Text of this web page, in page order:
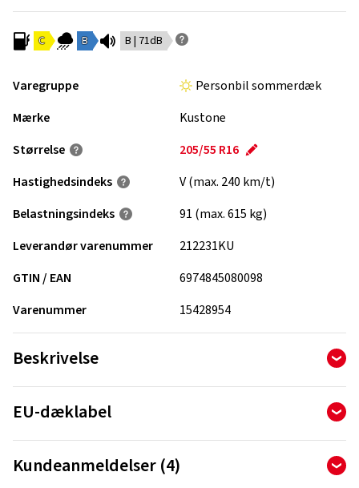
C B B | 71dB
Varegruppe
Personbil sommerdæk
Mærke
Kustone
Størrelse
205/55 R16
Hastighedsindeks
V (max. 240 km/t)
Belastningsindeks
91 (max. 615 kg)
Leverandør varenummer
212231KU
GTIN / EAN
6974845080098
Varenummer
15428954
Beskrivelse
Dækket overbeviser med et gennemtænkt mønsterdesign,
der er udviklet med fokus på sikkerhed, effektivitet og
specielt placerede mønsterblokke og riller reducerer
EU-dæklabel
Forordningen om dækmærkning definerer
informationskravene til brændstofeffektivitet, vådgreb og
Kundeanmeldelser (4)